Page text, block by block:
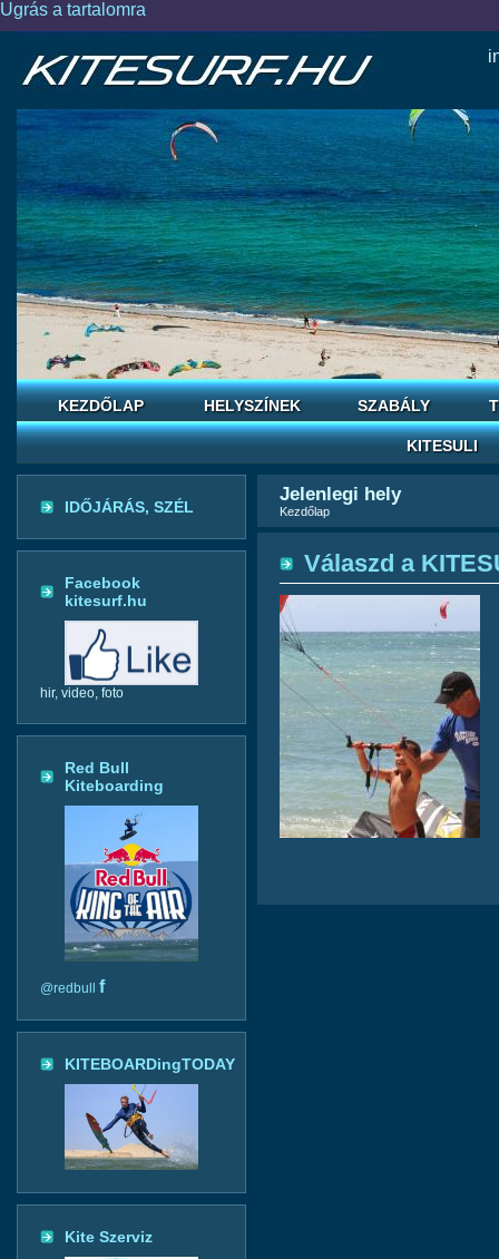
Ugrás a tartalomra
KEZDŐLAP HELYSZÍNEK SZABÁLY
KITESULI
IDŐJÁRÁS, SZÉL
Facebook
kitesurf.hu
hir, video, foto
Red Bull
Kiteboarding
@redbull f
KITEBOARDingTODAY
Kite Szerviz
Jelenlegi hely
Kezdőlap
Válaszd a